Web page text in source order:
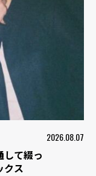
2026.08.07
して綴っ
クス